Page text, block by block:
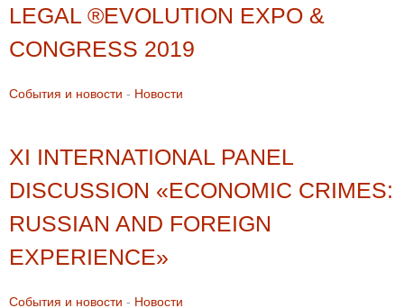
LEGAL ®EVOLUTION EXPO &
CONGRESS 2019
События и новости - Новости
XI INTERNATIONAL PANEL
DISCUSSION «ECONOMIC CRIMES:
RUSSIAN AND FOREIGN
EXPERIENCE»
События и новости - Новости